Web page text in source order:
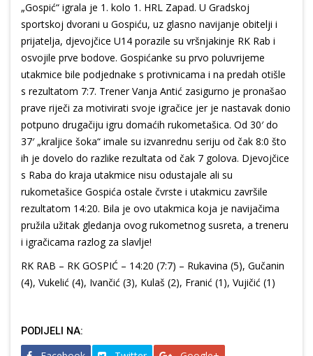
„Gospić“ igrala je 1. kolo 1. HRL Zapad. U Gradskoj
sportskoj dvorani u Gospiću, uz glasno navijanje obitelji i
prijatelja, djevojčice U14 porazile su vršnjakinje RK Rab i
osvojile prve bodove. Gospićanke su prvo poluvrijeme
utakmice bile podjednake s protivnicama i na predah otišle
s rezultatom 7:7. Trener Vanja Antić zasigurno je pronašao
prave riječi za motivirati svoje igračice jer je nastavak donio
potpuno drugačiju igru domaćih rukometašica. Od 30′ do
37′ „kraljice šoka“ imale su izvanrednu seriju od čak 8:0 što
ih je dovelo do razlike rezultata od čak 7 golova. Djevojčice
s Raba do kraja utakmice nisu odustajale ali su
rukometašice Gospića ostale čvrste i utakmicu završile
rezultatom 14:20. Bila je ovo utakmica koja je navijačima
pružila užitak gledanja ovog rukometnog susreta, a treneru
i igračicama razlog za slavlje!
RK RAB – RK GOSPIĆ – 14:20 (7:7) – Rukavina (5), Gučanin
(4), Vukelić (4), Ivančić (3), Kulaš (2), Franić (1), Vujičić (1)
PODIJELI NA: